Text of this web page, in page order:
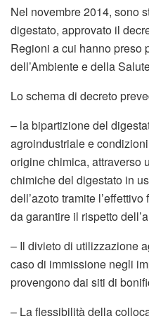
Nel novembre 2014, sono
digestato, approvato il
Regioni a cui hanno preso
dell’Ambiente e della
Lo schema di decreto
– la bipartizione del
agroindustriale e
origine chimica, attraverso
chimiche del digestato in
dell’azoto tramite
da garantire il rispetto
– Il divieto di utilizzazione
caso di immissione negli
provengono dai siti di
– La flessibilità della